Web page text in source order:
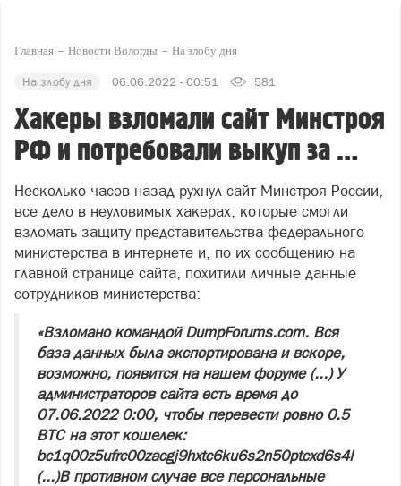
Главная Новости Вологды На злобу дня
На злобу дня 06.06.2022 - 00:51 581
Хакеры взломали сайт Минстроя
РФ и потребовали выкуп за …
Несколько часов назад рухнул сайт Минстроя России,
все дело в неуловимых хакерах, которые смогли
взломать защиту представительства федерального
министерства в интернете и, по их сообщению на
главной странице сайта, похитили личные данные
сотрудников министерства:
«Взломано командой DumpForums.com. Вся
база данных была экспортирована и вскоре,
возможно, появится на нашем форуме (...) У
администраторов сайта есть время до
07.06.2022 0:00, чтобы перевести ровно 0.5
BTC на этот кошелек:
bc1q00z5ufrc00zacgj9hxtc6ku6s2n50ptcxd6s4l
(...)В противном случае все персональные